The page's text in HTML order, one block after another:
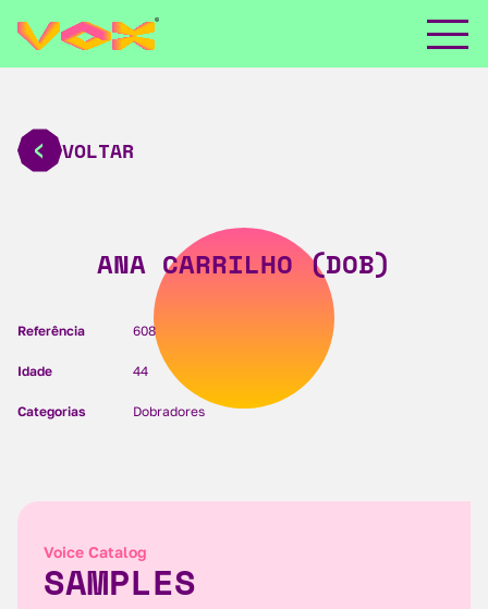
VOLTAR
ANA CARRILHO (DOB)
Referência 608
Idade 44
Categorias Dobradores
Voice Catalog
SAMPLES